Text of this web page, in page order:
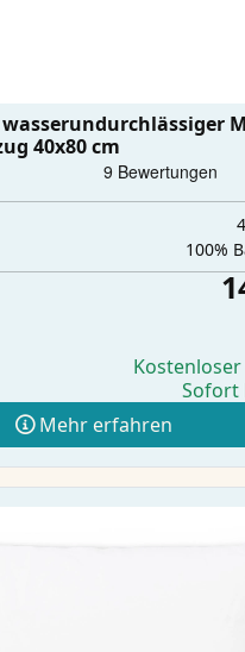
40x80 cm
100%
Sofort
Mehr erfahren